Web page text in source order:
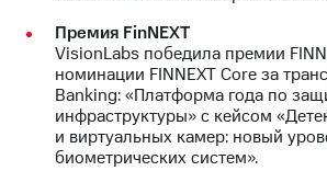
Премия FinNEXT
VisionLabs победила премии
номинации FINNEXT Core за
Banking: «Платформа года по
инфраструктуры» с кейсом
и виртуальных камер: новый
биометрических систем».